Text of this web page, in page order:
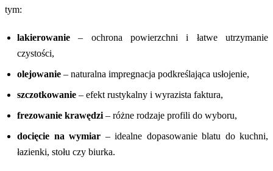
tym:
lakierowanie – ochrona powierzchni i łatwe utrzymanie
czystości,
olejowanie – naturalna impregnacja podkreślająca usłojenie,
szczotkowanie – efekt rustykalny i wyrazista faktura,
frezowanie krawędzi – różne rodzaje profili do wyboru,
docięcie na wymiar – idealne dopasowanie blatu do kuchni,
łazienki, stołu czy biurka.